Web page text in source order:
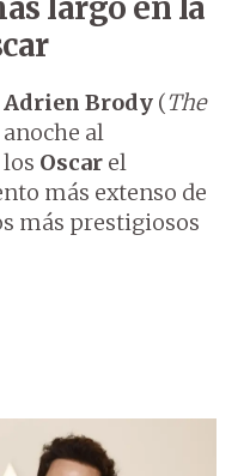
Adrien Brody (The
al
Oscar el
más extenso de
más prestigiosos